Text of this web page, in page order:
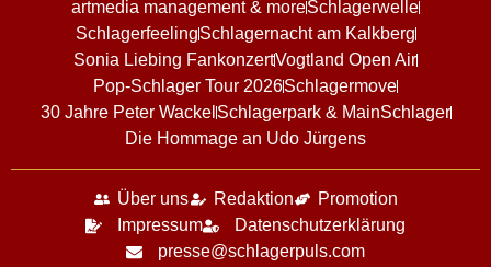
artmedia management & moreSchlagerwelle
SchlagerfeelingSchlagernacht am Kalkberg
Sonia Liebing FankonzertVogtland Open Air
Pop-Schlager Tour 2026Schlagermove
30 Jahre Peter Wackel Schlagerpark & MainSchlager
Die Hommage an Udo Jürgens
Über uns Redaktion
Promotion
Impressum
Datenschutzerklärung
presse@schlagerpuls.com